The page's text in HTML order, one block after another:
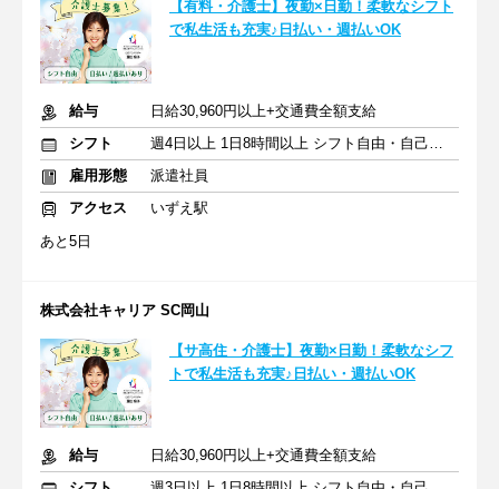
【有料・介護士】夜勤×日勤！柔軟なシフト
で私生活も充実♪日払い・週払いOK
給与
日給30,960円以上+交通費全額支給
シフト
週4日以上 1日8時間以上 シフト自由・自己申告
雇用形態
派遣社員
アクセス
いずえ駅
あと5日
株式会社キャリア SC岡山
【サ高住・介護士】夜勤×日勤！柔軟なシフ
トで私生活も充実♪日払い・週払いOK
給与
日給30,960円以上+交通費全額支給